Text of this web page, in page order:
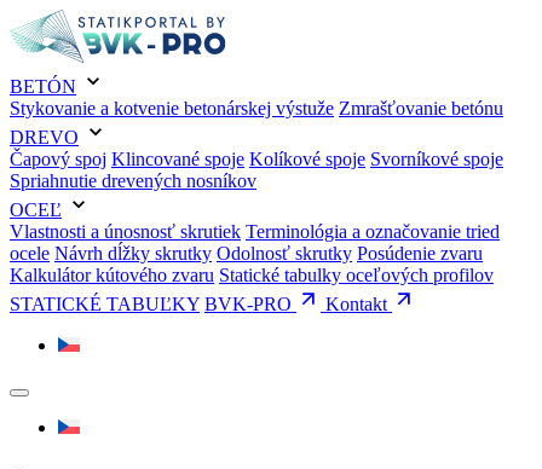
BETÓN
Stykovanie a kotvenie betonárskej výstuže Zmrašťovanie betónu
DREVO
Čapový spoj Klincované spoje Kolíkové spoje Svorníkové spoje
Spriahnutie drevených nosníkov
OCEĽ
Vlastnosti a únosnosť skrutiek Terminológia a označovanie tried
ocele Návrh dĺžky skrutky Odolnosť skrutky Posúdenie zvaru
Kalkulátor kútového zvaru Statické tabulky oceľových profilov
STATICKÉ TABUĽKY BVK-PRO Kontakt